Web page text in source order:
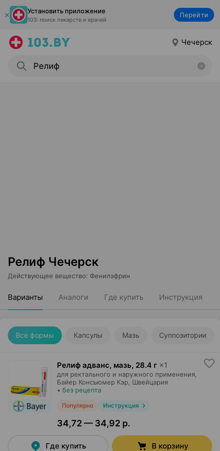
Установить приложение
103: поиск лекарств и врачей
Перейти
Чечерск
Релиф Чечерск
Действующее вещество: Фенилэфрин
Варианты Аналоги Где купить Инструкция
Все формы Капсулы Мазь Суппозитории
Релиф адванс, мазь, 28.4 г ×1
для ректального и наружного применения,
Байер Консьюмер Кэр , Швейцария
• без рецепта
Популярно Инструкция
34,72 — 34,92 р.
Где купить В корзину